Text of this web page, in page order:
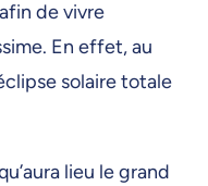
de vivre
En effet, au
solaire totale
lieu le grand